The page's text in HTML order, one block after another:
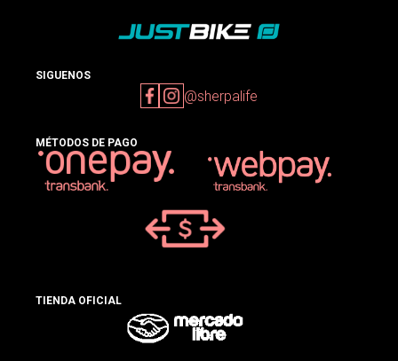
SIGUENOS
@sherpalife
MÉTODOS DE PAGO
TIENDA OFICIAL